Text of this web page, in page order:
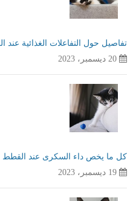
تفاصيل حول التفاعلات الغذائية عند
20 ديسمبر، 2023
كل ما يخص داء السكرى عند القطط
19 ديسمبر، 2023